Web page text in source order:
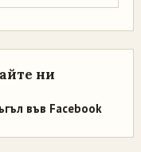
ни
във Facebook